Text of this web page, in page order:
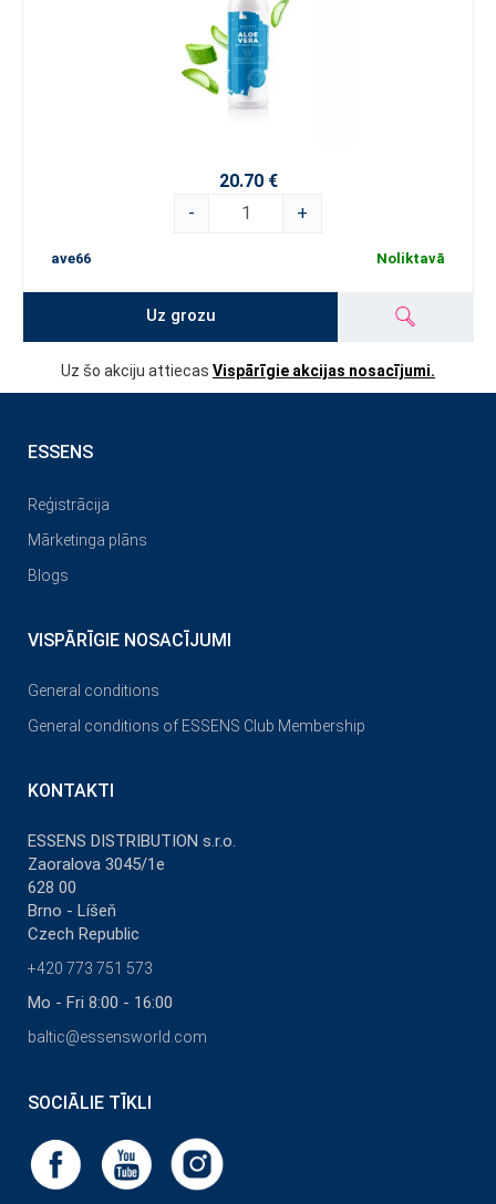
20.70 €
-
+
ave66 Noliktavā
Uz grozu
Uz šo akciju attiecas Vispārīgie akcijas nosacījumi.
ESSENS
Reģistrācija
Mārketinga plāns
Blogs
VISPĀRĪGIE NOSACĪJUMI
General conditions
General conditions of ESSENS Club Membership
KONTAKTI
ESSENS DISTRIBUTION s.r.o.
Zaoralova 3045/1e
628 00
Brno - Líšeň
Czech Republic
+420 773 751 573
Mo - Fri 8:00 - 16:00
baltic@essensworld.com
SOCIĀLIE TĪKLI